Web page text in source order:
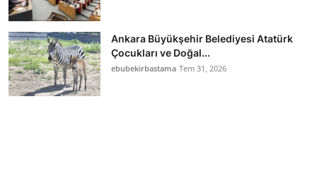
Ankara Büyükşehir Belediyesi Atatürk
Çocukları ve Doğal...
ebubekirbastama Tem 31, 2026